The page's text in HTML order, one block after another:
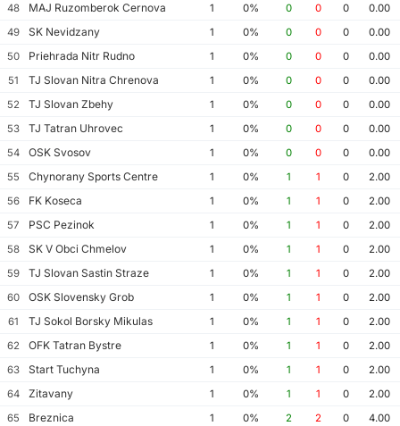
48
MAJ Ruzomberok Cernova 1 0% 0 0 0
0.00
49
SK Nevidzany 1 0% 0 0 0
0.00
50
Priehrada Nitr Rudno 1 0% 0 0 0
0.00
51
TJ Slovan Nitra Chrenova 1 0% 0 0 0
0.00
52
TJ Slovan Zbehy 1 0% 0 0 0
0.00
53
TJ Tatran Uhrovec 1 0% 0 0 0
0.00
54
OSK Svosov 1 0% 0 0 0
0.00
55
Chynorany Sports Centre 1 0% 1 1 0
2.00
56
FK Koseca 1 0% 1 1 0
2.00
57
PSC Pezinok 1 0% 1 1 0
2.00
58
SK V Obci Chmelov 1 0% 1 1 0
2.00
59
TJ Slovan Sastin Straze 1 0% 1 1 0
2.00
60
OSK Slovensky Grob 1 0% 1 1 0
2.00
61
TJ Sokol Borsky Mikulas 1 0% 1 1 0
2.00
62
OFK Tatran Bystre 1 0% 1 1 0
2.00
63
Start Tuchyna 1 0% 1 1 0
2.00
64
Zitavany 1 0% 1 1 0
2.00
65
Breznica 1 0% 2 2 0
4.00